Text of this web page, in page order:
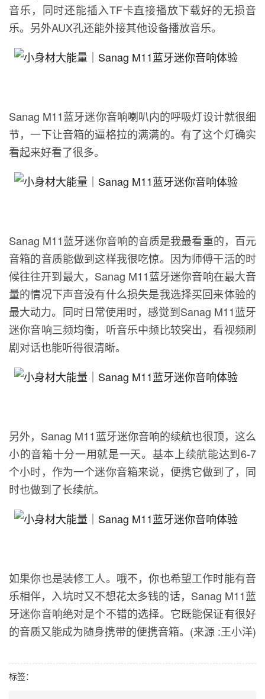
音乐，同时还能插入TF卡直接播放下载好的无损音
乐。另外AUX孔还能外接其他设备播放音乐。
Sanag M11蓝牙迷你音响喇叭内的呼吸灯设计就很细
节，一下让音箱的逼格拉的满满的。有了这个灯确实
看起来好看了很多。
Sanag M11蓝牙迷你音响的音质是我最看重的，百元
音箱的音质能做到这样我很吃惊。因为师傅干活的时
候往往开到最大，Sanag M11蓝牙迷你音响在最大音
量的情况下声音没有什么损失是我选择买回来体验的
最大动力。同时日常使用时，感觉到Sanag M11蓝牙
迷你音响三频均衡，听音乐中频比较突出，看视频刷
剧对话也能听得很清晰。
另外，Sanag M11蓝牙迷你音响的续航也很顶，这么
小的音箱十分一用就是一天。基本上续航能达到6-7
个小时，作为一个迷你音箱来说，便携它做到了，同
时也做到了长续航。
如果你也是装修工人。哦不，你也希望工作时能有音
乐相伴，入坑时又不想花太多钱的话，Sanag M11蓝
牙迷你音响绝对是个不错的选择。它既能保证有很好
的音质又能成为随身携带的便携音箱。(来源 :王小洋)
标签：